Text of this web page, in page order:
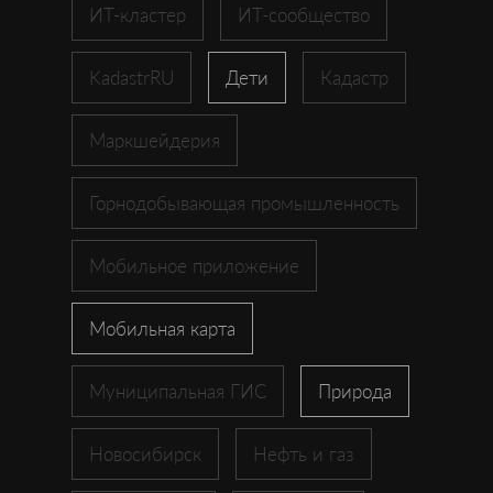
ИТ-кластер ИТ-сообщество
KadastrRU Дети Кадастр
Маркшейдерия
Горнодобывающая промышленность
Мобильное приложение
Мобильная карта
Муниципальная ГИС Природа
Новосибирск Нефть и газ